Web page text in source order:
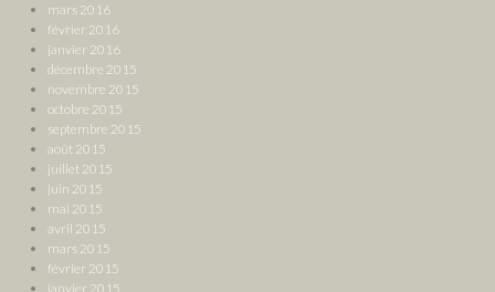
mars 2016
février 2016
janvier 2016
décembre 2015
novembre 2015
octobre 2015
septembre 2015
août 2015
juillet 2015
juin 2015
mai 2015
avril 2015
mars 2015
février 2015
janvier 2015